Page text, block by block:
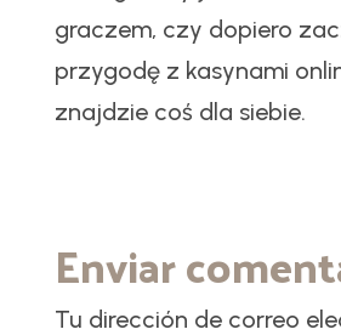
graczem, czy dopiero
przygodę z kasynami
znajdzie coś dla siebie.
Enviar
Tu dirección de correo